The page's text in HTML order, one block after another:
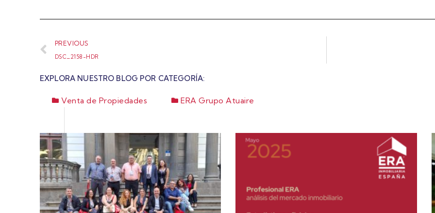
PREVIOUS
DSC_2158-HDR
EXPLORA NUESTRO BLOG POR CATEGORÍA:
Venta de Propiedades ERA Grupo Atuaire